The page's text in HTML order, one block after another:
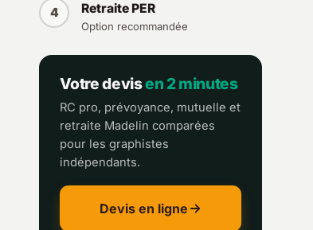
4 Retraite PER
Option recommandée
Votre devisen 2 minutes
RC pro, prévoyance, mutuelle et
retraite Madelin comparées
pour les graphistes
indépendants.
Devis en ligne